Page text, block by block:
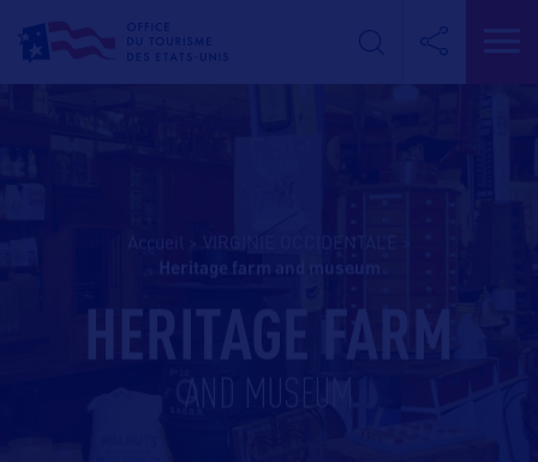
Accueil
heritage farm and museum
HERITAGE FARM
AND MUSEUM